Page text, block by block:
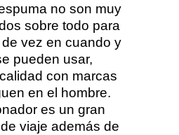
no son muy
sobre todo para
vez en cuando y
pueden usar,
con marcas
en el hombre.
es un gran
viaje además de